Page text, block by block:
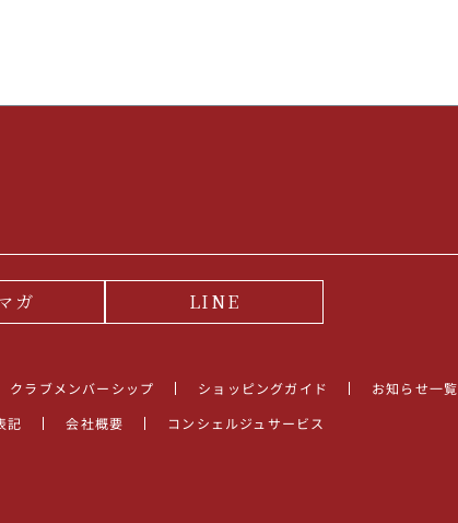
ガ LINE
クラブメンバーシップ ショッピングガイド お知らせ一覧
記 会社概要 コンシェルジュサービス